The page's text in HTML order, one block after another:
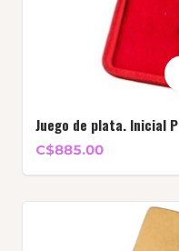
Juego de plata. Inicial P
C$885.00